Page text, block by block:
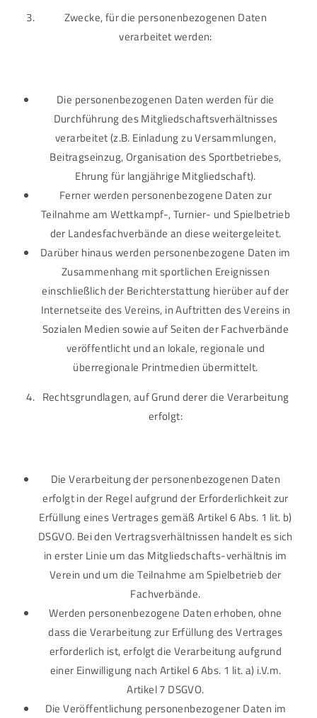
Zwecke, für die personenbezogenen Daten
verarbeitet werden:
Die personenbezogenen Daten werden für die
Durchführung des Mitgliedschaftsverhältnisses
verarbeitet (z.B. Einladung zu Versammlungen,
Beitragseinzug, Organisation des Sportbetriebes,
Ehrung für langjährige Mitgliedschaft).
Ferner werden personenbezogene Daten zur
Teilnahme am Wettkampf-, Turnier- und Spielbetrieb
der Landesfachverbände an diese weitergeleitet.
Darüber hinaus werden personenbezogene Daten im
Zusammenhang mit sportlichen Ereignissen
einschließlich der Berichterstattung hierüber auf der
Internetseite des Vereins, in Auftritten des Vereins in
Sozialen Medien sowie auf Seiten der Fachverbände
veröffentlicht und an lokale, regionale und
überregionale Printmedien übermittelt.
Rechtsgrundlagen, auf Grund derer die Verarbeitung
erfolgt:
Die Verarbeitung der personenbezogenen Daten
erfolgt in der Regel aufgrund der Erforderlichkeit zur
Erfüllung eines Vertrages gemäß Artikel 6 Abs. 1 lit. b)
DSGVO. Bei den Vertragsverhältnissen handelt es sich
in erster Linie um das Mitgliedschafts-verhältnis im
Verein und um die Teilnahme am Spielbetrieb der
Fachverbände.
Werden personenbezogene Daten erhoben, ohne
dass die Verarbeitung zur Erfüllung des Vertrages
erforderlich ist, erfolgt die Verarbeitung aufgrund
einer Einwilligung nach Artikel 6 Abs. 1 lit. a) i.V.m.
Artikel 7 DSGVO.
Die Veröffentlichung personenbezogener Daten im